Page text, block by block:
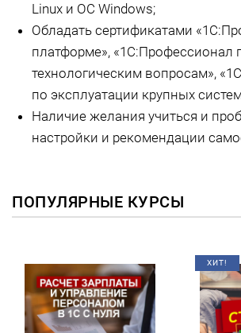
Linux и ОС Windows;
Обладать сертификатами
платформе», «1С:Профессионал
технологическим вопросам»,
по эксплуатации крупных
Наличие желания учиться и
настройки и рекомендации
ПОПУЛЯРНЫЕ КУРСЫ
ХИТ!